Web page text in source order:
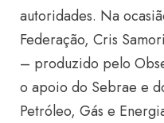
autoridades. Na
Federação, Cris
– produzido pelo
o apoio do Sebrae e
Petróleo, Gás e